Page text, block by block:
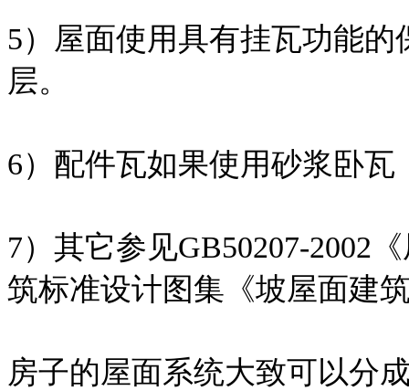
5）屋面使用具有挂瓦功能
层。
6）配件瓦如果使用砂浆卧
7）其它参见GB50207-2002
筑标准设计图集《坡屋面建
房子的屋面系统大致可以分